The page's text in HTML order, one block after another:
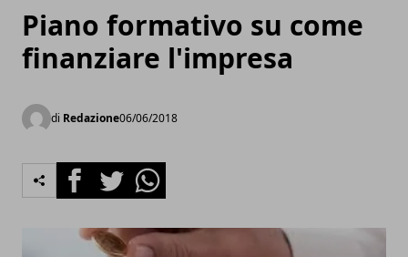
Piano formativo su come
finanziare l'impresa
di Redazione06/06/2018
FacebookTwitterWhatsapp